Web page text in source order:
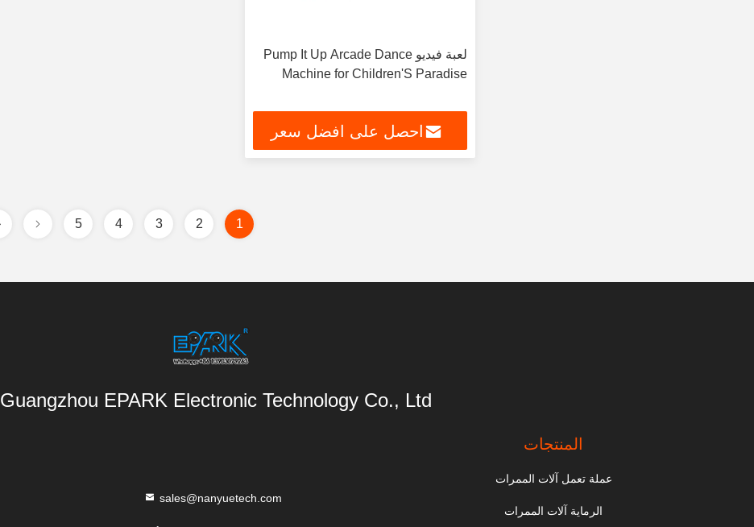
لعبة فيديو Pump It Up Arcade Dance
Machine for Children'S Paradise
احصل على افضل سعر
1
2
3
4
5
Guangzhou EPARK Electronic Technology Co., Ltd.
المنتجات
عملة تعمل آلات الممرات
الرماية آلات الممرات
sales@nanyuetech.com